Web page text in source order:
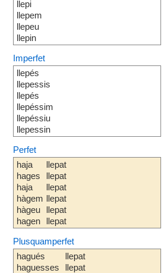
llepi
llepem
llepeu
llepin
Imperfet
llepés
llepessis
llepés
llepéssim
llepéssiu
llepessin
Perfet
haja
hages
haja
hàgem
hàgeu
hagen
llepat
llepat
llepat
llepat
llepat
llepat
Plusquamperfet
hagués
haguesses
llepat
llepat